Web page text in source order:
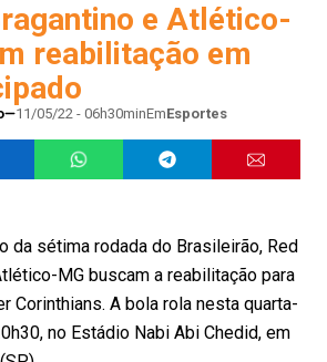
e Atlético-
reabilitação em
11/05/22 - 06h30minEmEsportes
da sétima rodada do Brasileirão, Red
MG buscam a reabilitação para
Corinthians. A bola rola nesta quarta-
no Estádio Nabi Abi Chedid, em